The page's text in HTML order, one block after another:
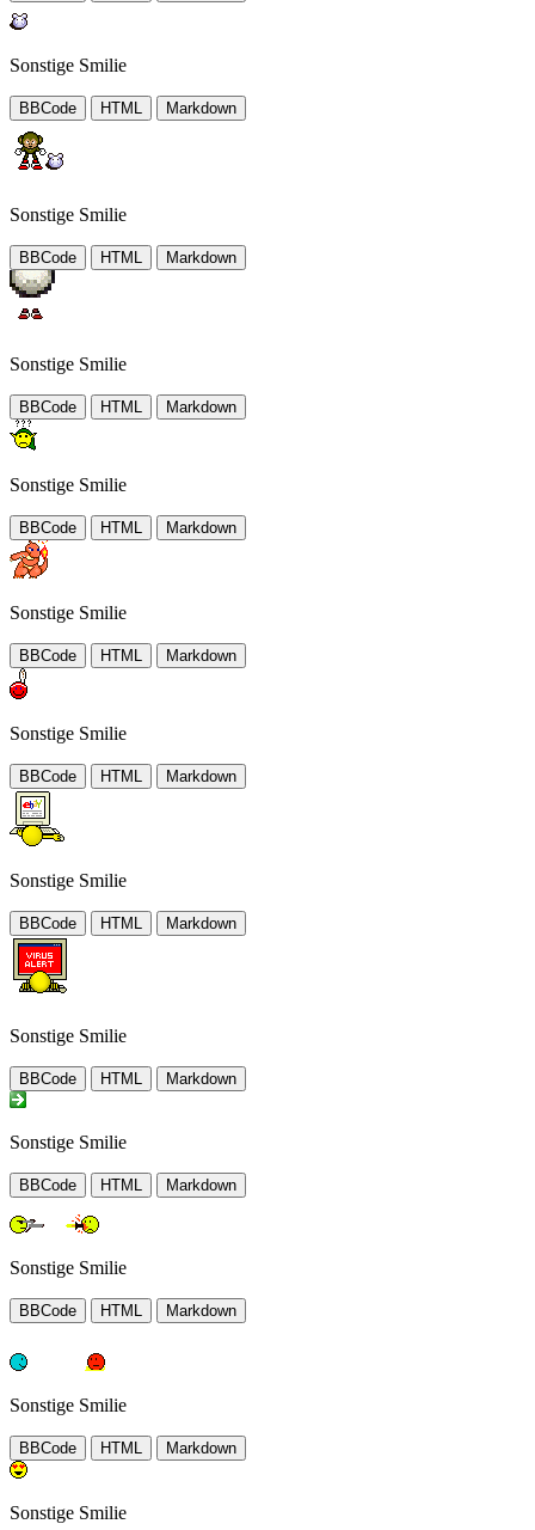
Sonstige Smilie
BBCode HTML Markdown
Sonstige Smilie
BBCode HTML Markdown
Sonstige Smilie
BBCode HTML Markdown
Sonstige Smilie
BBCode HTML Markdown
Sonstige Smilie
BBCode HTML Markdown
Sonstige Smilie
BBCode HTML Markdown
Sonstige Smilie
BBCode HTML Markdown
Sonstige Smilie
BBCode HTML Markdown
Sonstige Smilie
BBCode HTML Markdown
Sonstige Smilie
BBCode HTML Markdown
Sonstige Smilie
BBCode HTML Markdown
Sonstige Smilie